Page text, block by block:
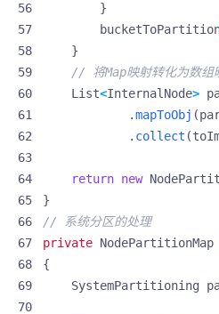
}
}
// 将Map映射转化为数组
List<InternalNode>
.mapToObj (
. collect (
return new
}
// 系统分区的处理
private NodePartitionMap
{
SystemPartitioning